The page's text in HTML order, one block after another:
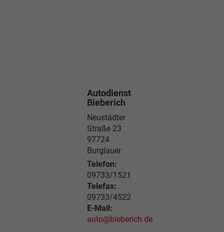
Autodienst
Bieberich
Neustädter
Straße 23
97724
Burglauer
Telefon:
09733/1521
Telefax:
09733/4522
E-Mail:
auto@bieberich.de